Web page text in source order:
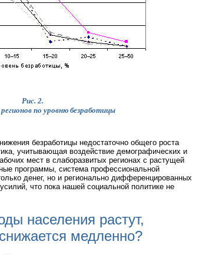
Рис. 2.
регионов по уровню безработицы
безработицы недостаточно общего роста
учитывающая воздействие демографических и
мест в слаборазвитых регионах с растущей
программы, система профессиональной
денег, но и регионально дифференцированных
что пока нашей социальной политике не
населения растут,
медленно?